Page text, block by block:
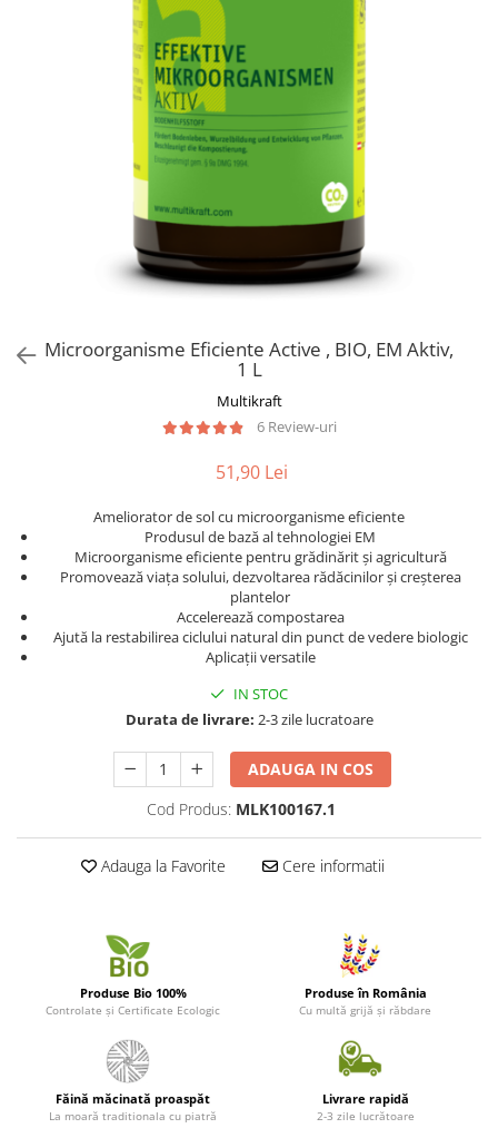
Microorganisme Eficiente Active , BIO, EM Aktiv,
1 L
Multikraft
6 Review-uri
51,90 Lei
Ameliorator de sol cu ​​microorganisme eficiente
Produsul de bază al tehnologiei EM
Microorganisme eficiente pentru grădinărit și agricultură
Promovează viața solului, dezvoltarea rădăcinilor și creșterea
plantelor
Accelerează compostarea
Ajută la restabilirea ciclului natural din punct de vedere biologic
Aplicații versatile
IN STOC
Durata de livrare: 2-3 zile lucratoare
ADAUGA IN COS
Cod Produs: MLK100167.1
Adauga la Favorite Cere informatii
Produse Bio 100%
Controlate și Certificate Ecologic
Produse în România
Cu multă grijă și răbdare
Făină măcinată proaspăt
La moară traditionala cu piatră
Livrare rapidă
2-3 zile lucrătoare